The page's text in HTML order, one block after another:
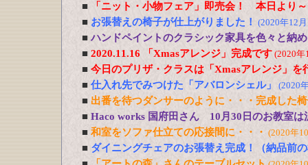
■
「ニット・小物フェア」即売会！ 本日より～
■ お張替えの椅子が仕上がりました！ (2020年12
■ ハンドペイントのクラシック家具を色々と納
■ 2020.11.16 「Xmasアレンジ」完成です (2020年
■ 今日のプリザ・クラスは「Xmasアレンジ」を
■ 仕入れ先でみつけた「アバロンシェル」 (2020
■ 出番を待つダンサーのように・・・完成した
■ Haco works 国府田さん 10月30日のお教室は
■ 和室をソファ仕立ての応接間に・・・ (2020年
■ ダイニングチェアのお張替え完成！（納品前